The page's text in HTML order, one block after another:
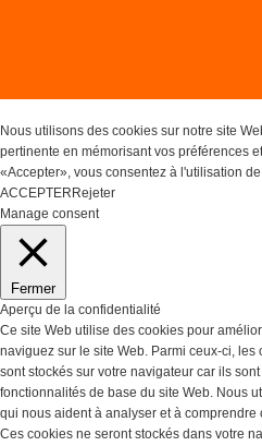
Nous utilisons des cookies sur notre site
pertinente en mémorisant vos préférences
«Accepter», vous consentez à l'utilisation
ACCEPTER Rejeter
Manage consent
Fermer
Aperçu de la confidentialité
Ce site Web utilise des cookies pour
naviguez sur le site Web. Parmi ceux-ci,
sont stockés sur votre navigateur car ils
fonctionnalités de base du site Web. Nous
qui nous aident à analyser et à comprendre
Ces cookies ne seront stockés dans votre